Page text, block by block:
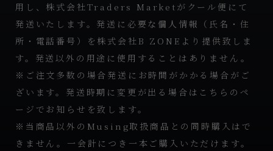
用し、株式会社Traders Marketがクール便にて
発送いたします。発送に必要な個人情報（氏名・住
所・電話番号）を株式会社B ZONEより提供致しま
す。発送以外の用途に使用することはありません。
※ご注文多数の場合発送にお時間がかかる場合がご
ざいます。発送時期に変更が出る場合はこちらのペ
ージでお知らせを致します。
※当商品以外のMusing取扱商品との同時購入はで
きません。一会計につき一本ご購入いただけます。